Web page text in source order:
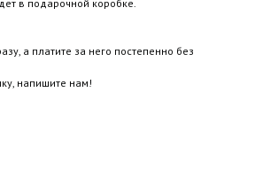
в подарочной коробке.
а платите за него постепенно без
напишите нам!